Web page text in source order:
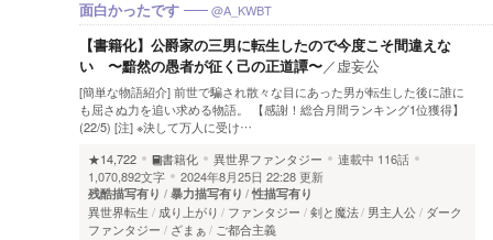
面白かったです @A_KWBT
【書籍化】公爵家の三男に転生したので今度こそ間違えな
い 〜黯然の愚者が征く己の正道譚〜／虚妄公
[簡単な物語紹介] 前世で騙され散々な目にあった男が転生した後に誰に
も屈さぬ力を追い求める物語。 【感謝！総合月間ランキング1位獲得】
(22/5) [注] ※決して万人に受け…
★14,722
書籍化 異世界ファンタジー 連載中 116話
1,070,892文字
2024年8月25日 22:28 更新
残酷描写有り 暴力描写有り 性描写有り
異世界転生 成り上がり ファンタジー 剣と魔法 男主人公
ダーク
ファンタジー
ざまぁ ご都合主義